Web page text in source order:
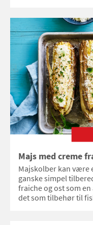
Majs med creme
Majskolber kan være
ganske simpel
fraiche og ost som
det som tilbehør til